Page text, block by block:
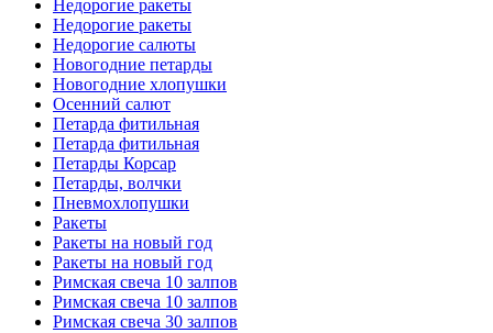
Недорогие ракеты
Недорогие ракеты
Недорогие салюты
Новогодние петарды
Новогодние хлопушки
Осенний салют
Петарда фитильная
Петарда фитильная
Петарды Корсар
Петарды, волчки
Пневмохлопушки
Ракеты
Ракеты на новый год
Ракеты на новый год
Римская свеча 10 залпов
Римская свеча 10 залпов
Римская свеча 30 залпов